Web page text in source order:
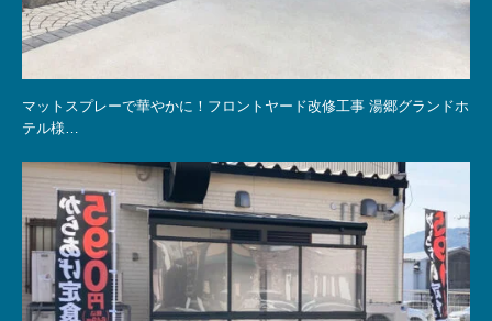
マットスプレーで華やかに！フロントヤード改修工事 湯郷グランドホ
テル様…